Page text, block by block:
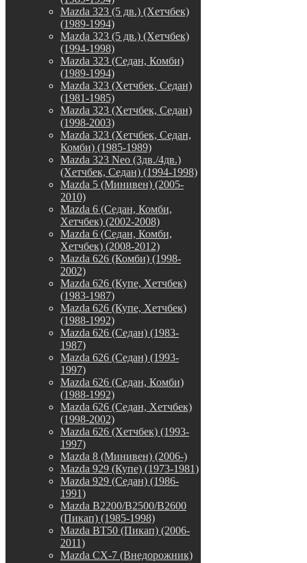
Mazda 323 (5 дв.) (Хетчбек)
(1989-1994)
Mazda 323 (5 дв.) (Хетчбек)
(1994-1998)
Mazda 323 (Седан, Комби)
(1989-1994)
Mazda 323 (Хетчбек, Седан)
(1981-1985)
Mazda 323 (Хетчбек, Седан)
(1998-2003)
Mazda 323 (Хетчбек, Седан,
Комби) (1985-1989)
Mazda 323 Neo (3дв./4дв.)
(Хетчбек, Седан) (1994-1998)
Mazda 5 (Минивен) (2005-
2010)
Mazda 6 (Седан, Комби,
Хетчбек) (2002-2008)
Mazda 6 (Седан, Комби,
Хетчбек) (2008-2012)
Mazda 626 (Комби) (1998-
2002)
Mazda 626 (Купе, Хетчбек)
(1983-1987)
Mazda 626 (Купе, Хетчбек)
(1988-1992)
Mazda 626 (Седан) (1983-
1987)
Mazda 626 (Седан) (1993-
1997)
Mazda 626 (Седан, Комби)
(1988-1992)
Mazda 626 (Седан, Хетчбек)
(1998-2002)
Mazda 626 (Хетчбек) (1993-
1997)
Mazda 8 (Минивен) (2006-)
Mazda 929 (Купе) (1973-1981)
Mazda 929 (Седан) (1986-
1991)
Mazda B2200/B2500/B2600
(Пикап) (1985-1998)
Mazda BT50 (Пикап) (2006-
2011)
Mazda CX-7 (Внедорожник)